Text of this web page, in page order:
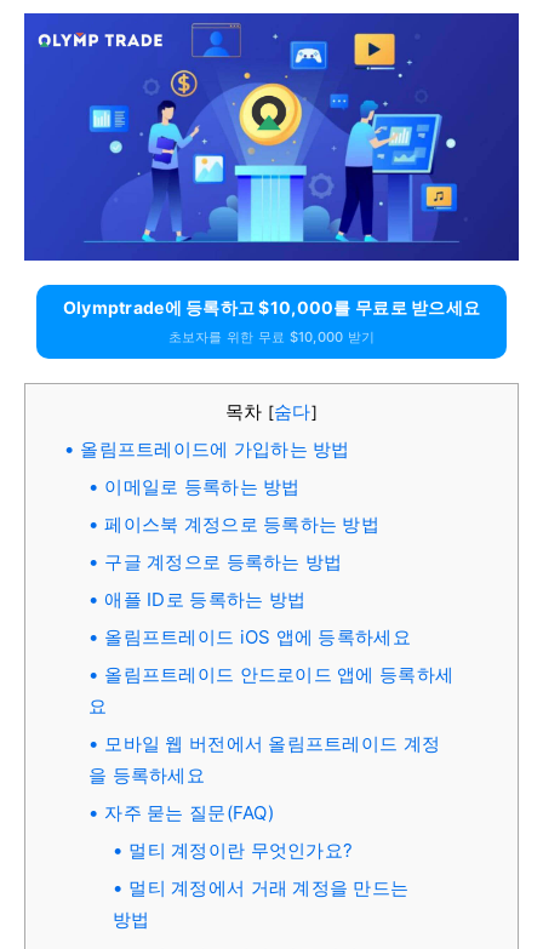
Olymptrade에 등록하고 $10,000를 무료로 받으세요
초보자를 위한 무료 $10,000 받기
목차 [숨다]
올림프트레이드에 가입하는 방법
이메일로 등록하는 방법
페이스북 계정으로 등록하는 방법
구글 계정으로 등록하는 방법
애플 ID로 등록하는 방법
올림프트레이드 iOS 앱에 등록하세요
올림프트레이드 안드로이드 앱에 등록하세
요
모바일 웹 버전에서 올림프트레이드 계정
을 등록하세요
자주 묻는 질문(FAQ)
멀티 계정이란 무엇인가요?
멀티 계정에서 거래 계정을 만드는
방법